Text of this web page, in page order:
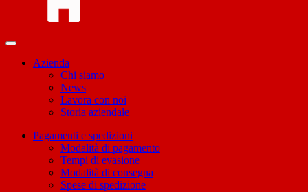
Azienda
Chi siamo
News
Lavora con noi
Storia aziendale
Pagamenti e spedizioni
Modalità di pagamento
Tempi di evasione
Modalità di consegna
Spese di spedizione